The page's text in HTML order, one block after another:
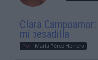
Clara
mi pesadilla
Por María Pérez Herrero